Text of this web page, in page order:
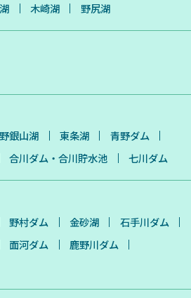
木崎湖 野尻湖
銀山湖 東条湖
青野ダム
合川ダム・合川貯水池 七川ダム
野村ダム 金砂湖
石手川ダム
面河ダム
鹿野川ダム